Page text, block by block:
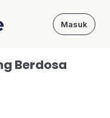
Masuk
Berdosa